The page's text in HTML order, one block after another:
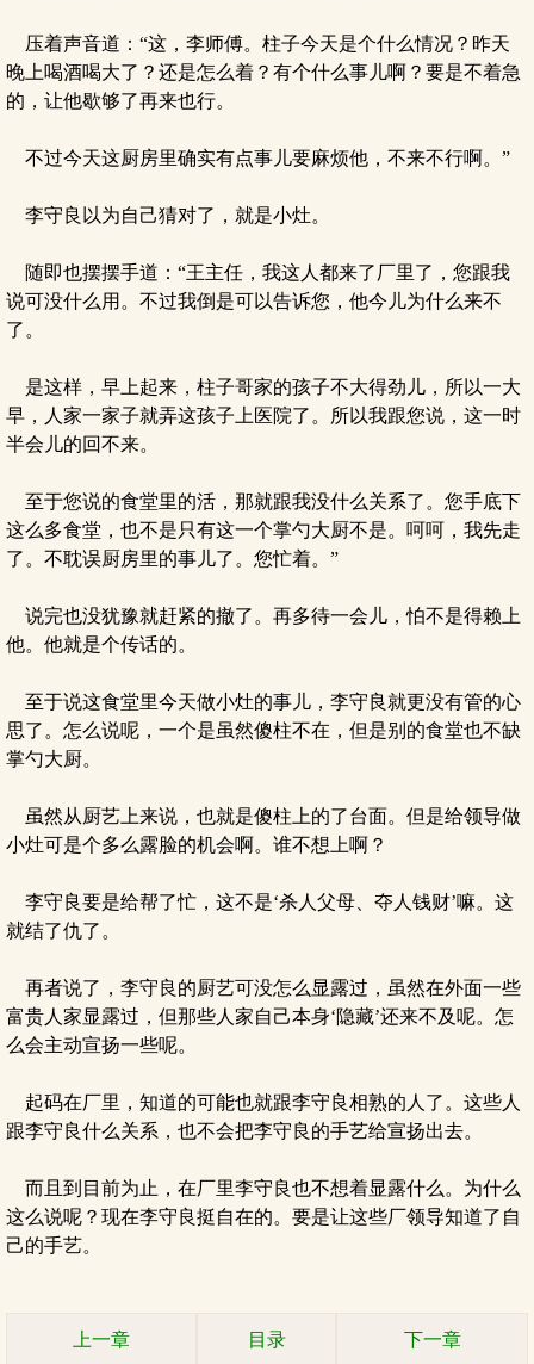
压着声音道：“这，李师傅。柱子今天是个什么情况？昨天
晚上喝酒喝大了？还是怎么着？有个什么事儿啊？要是不着急
的，让他歇够了再来也行。
不过今天这厨房里确实有点事儿要麻烦他，不来不行啊。”
李守良以为自己猜对了，就是小灶。
随即也摆摆手道：“王主任，我这人都来了厂里了，您跟我
说可没什么用。不过我倒是可以告诉您，他今儿为什么来不
了。
是这样，早上起来，柱子哥家的孩子不大得劲儿，所以一大
早，人家一家子就弄这孩子上医院了。所以我跟您说，这一时
半会儿的回不来。
至于您说的食堂里的活，那就跟我没什么关系了。您手底下
这么多食堂，也不是只有这一个掌勺大厨不是。呵呵，我先走
了。不耽误厨房里的事儿了。您忙着。”
说完也没犹豫就赶紧的撤了。再多待一会儿，怕不是得赖上
他。他就是个传话的。
至于说这食堂里今天做小灶的事儿，李守良就更没有管的心
思了。怎么说呢，一个是虽然傻柱不在，但是别的食堂也不缺
掌勺大厨。
虽然从厨艺上来说，也就是傻柱上的了台面。但是给领导做
小灶可是个多么露脸的机会啊。谁不想上啊？
李守良要是给帮了忙，这不是‘杀人父母、夺人钱财’嘛。这
就结了仇了。
再者说了，李守良的厨艺可没怎么显露过，虽然在外面一些
富贵人家显露过，但那些人家自己本身‘隐藏’还来不及呢。怎
么会主动宣扬一些呢。
起码在厂里，知道的可能也就跟李守良相熟的人了。这些人
跟李守良什么关系，也不会把李守良的手艺给宣扬出去。
而且到目前为止，在厂里李守良也不想着显露什么。为什么
这么说呢？现在李守良挺自在的。要是让这些厂领导知道了自
己的手艺。
上一章 目录 下一章